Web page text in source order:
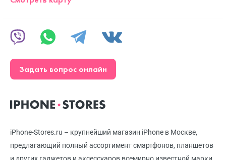
iPhone-Stores.ru – крупнейший магазин iPhone в Москве,
предлагающий полный ассортимент смартфонов, планшетов
Задать вопрос онлайн